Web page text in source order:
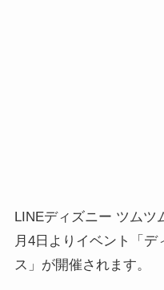
LINEディズニー ツムツ
月4日よりイベント「デ
ス」が開催されます。